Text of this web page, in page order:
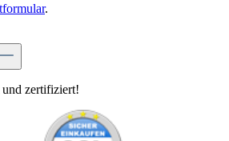
.
und zertifiziert!